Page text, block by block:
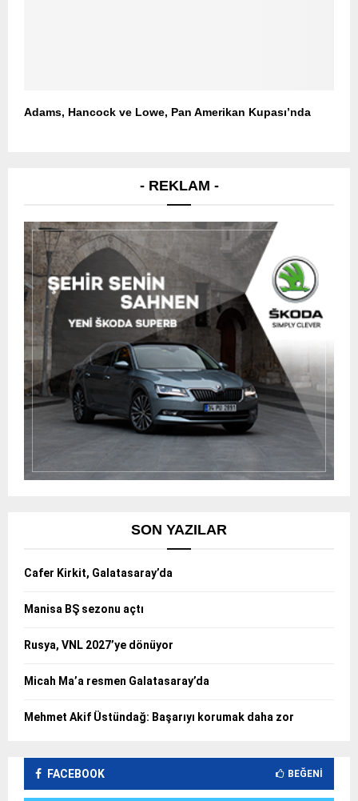
Adams, Hancock ve Lowe, Pan Amerikan Kupası’nda
- REKLAM -
SON YAZILAR
Cafer Kirkit, Galatasaray’da
Manisa BŞ sezonu açtı
Rusya, VNL 2027’ye dönüyor
Micah Ma’a resmen Galatasaray’da
Mehmet Akif Üstündağ: Başarıyı korumak daha zor
FACEBOOK BEĞENI